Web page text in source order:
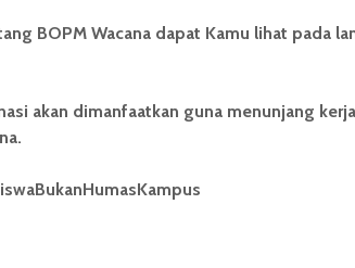
BOPM Wacana dapat Kamu lihat pada
akan dimanfaatkan guna menunjang